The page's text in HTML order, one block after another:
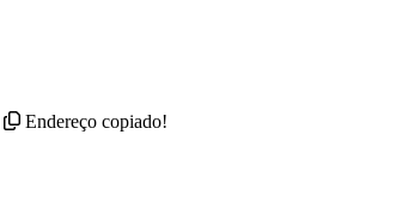
Endereço copiado!